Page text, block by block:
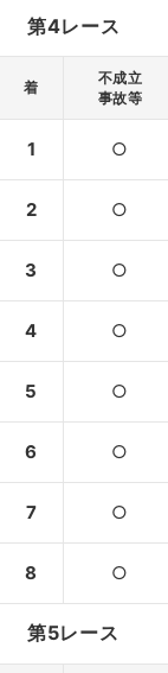
第4レース
着
不成立
事故等
1 ○
2 ○
3 ○
4 ○
5 ○
6 ○
7 ○
8 ○
第5レース